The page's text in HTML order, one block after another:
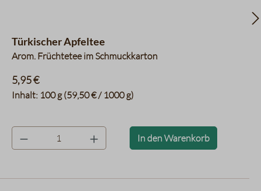
Türkischer Apfeltee
Arom. Früchtetee im Schmuckkarton
Inhalt: 100 g(59,50 € / 1000 g)
5,95 €
product.quantityLabel In den Warenkorb